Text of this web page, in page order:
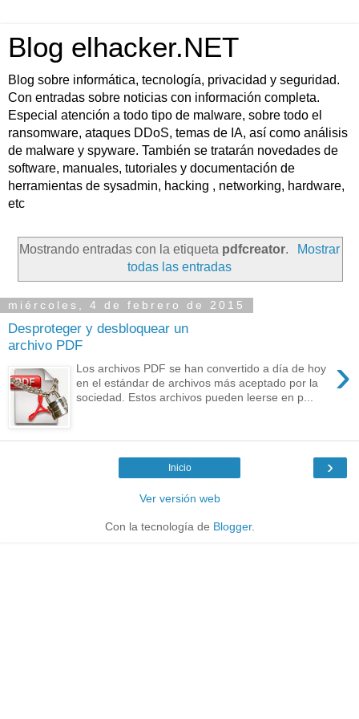
Blog elhacker.NET
Blog sobre informática, tecnología, privacidad y seguridad.
Con entradas sobre noticias con información completa.
Especial atención a todo tipo de malware, sobre todo el
ransomware, ataques DDoS, temas de IA, así como análisis
de malware y spyware. También se tratarán novedades de
software, manuales, tutoriales y documentación de
herramientas de sysadmin, hacking , networking, hardware,
etc
Mostrando entradas con la etiqueta pdfcreator.
Mostrar
todas las entradas
miércoles, 4 de febrero de 2015
Desproteger y desbloquear un
archivo PDF
›
Los archivos PDF se han convertido a día de hoy
en el estándar de archivos más aceptado por la
sociedad. Estos archivos pueden leerse en p...
›
Inicio
Ver versión web
Con la tecnología de Blogger.